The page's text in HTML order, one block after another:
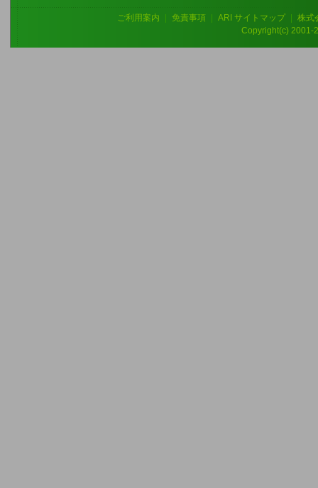
ご利用案内 免責事項 ARI サイトマップ
株式
Copyright(c) 2001-